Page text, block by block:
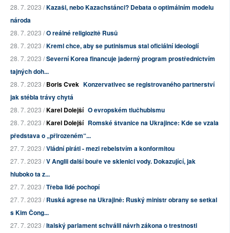
28. 7. 2023 /Kazaši, nebo Kazachstánci? Debata o optimálním modelu
národa
28. 7. 2023 /O reálné religiozitě Rusů
28. 7. 2023 /Kreml chce, aby se putinismus stal oficiální ideologií
28. 7. 2023 /Severní Korea financuje jaderný program prostřednictvím
tajných doh...
28. 7. 2023 /Boris Cvek Konzervativec se registrovaného partnerství
jak stébla trávy chytá
28. 7. 2023 /Karel Dolejší O evropském tlučhubismu
28. 7. 2023 /Karel Dolejší Romské štvanice na Ukrajince: Kde se vzala
představa o „přirozeném“...
27. 7. 2023 /Vládní piráti - mezi rebelstvím a konformitou
27. 7. 2023 /V Anglii další bouře ve sklenici vody. Dokazující, jak
hluboko ta z...
27. 7. 2023 /Třeba lidé pochopí
27. 7. 2023 /Ruská agrese na Ukrajině: Ruský ministr obrany se setkal
s Kim Čong...
27. 7. 2023 /Italský parlament schválil návrh zákona o trestnosti